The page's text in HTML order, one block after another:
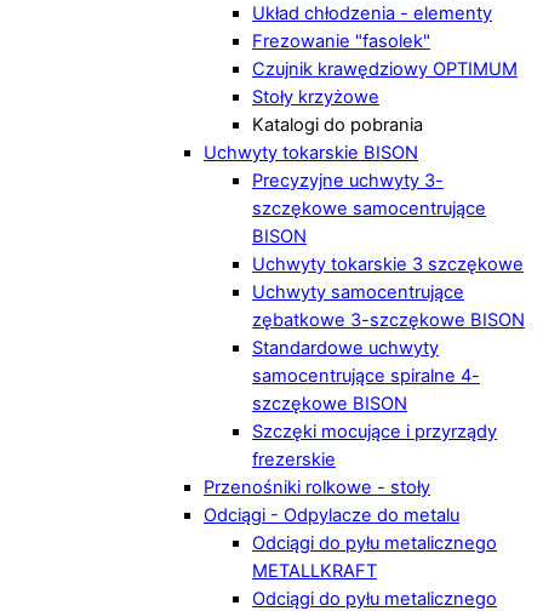
Układ chłodzenia - elementy
Frezowanie "fasolek"
Czujnik krawędziowy OPTIMUM
Stoły krzyżowe
Katalogi do pobrania
Uchwyty tokarskie BISON
Precyzyjne uchwyty 3-
szczękowe samocentrujące
BISON
Uchwyty tokarskie 3 szczękowe
Uchwyty samocentrujące
zębatkowe 3-szczękowe BISON
Standardowe uchwyty
samocentrujące spiralne 4-
szczękowe BISON
Szczęki mocujące i przyrządy
frezerskie
Przenośniki rolkowe - stoły
Odciągi - Odpylacze do metalu
Odciągi do pyłu metalicznego
METALLKRAFT
Odciągi do pyłu metalicznego